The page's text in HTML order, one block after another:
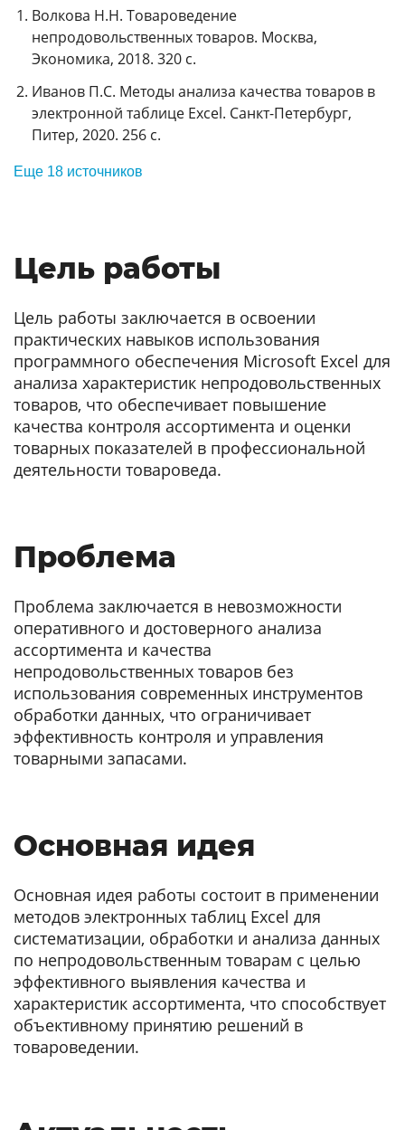
Волкова Н.Н. Товароведение
непродовольственных товаров. Москва,
Экономика, 2018. 320 с.
Иванов П.С. Методы анализа качества товаров в
электронной таблице Excel. Санкт-Петербург,
Питер, 2020. 256 с.
Еще 18 источников
Цель работы
Цель работы заключается в освоении
практических навыков использования
программного обеспечения Microsoft Excel для
анализа характеристик непродовольственных
товаров, что обеспечивает повышение
качества контроля ассортимента и оценки
товарных показателей в профессиональной
деятельности товароведа.
Проблема
Проблема заключается в невозможности
оперативного и достоверного анализа
ассортимента и качества
непродовольственных товаров без
использования современных инструментов
обработки данных, что ограничивает
эффективность контроля и управления
товарными запасами.
Основная идея
Основная идея работы состоит в применении
методов электронных таблиц Excel для
систематизации, обработки и анализа данных
по непродовольственным товарам с целью
эффективного выявления качества и
характеристик ассортимента, что способствует
объективному принятию решений в
товароведении.